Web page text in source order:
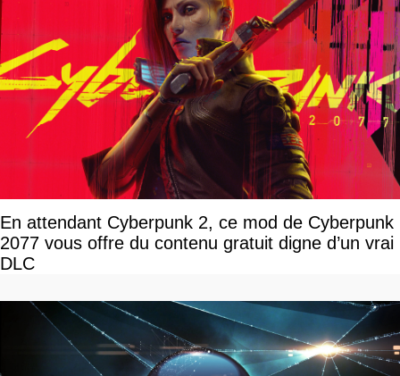
En attendant Cyberpunk 2, ce mod de Cyberpunk
2077 vous offre du contenu gratuit digne d’un vrai
DLC